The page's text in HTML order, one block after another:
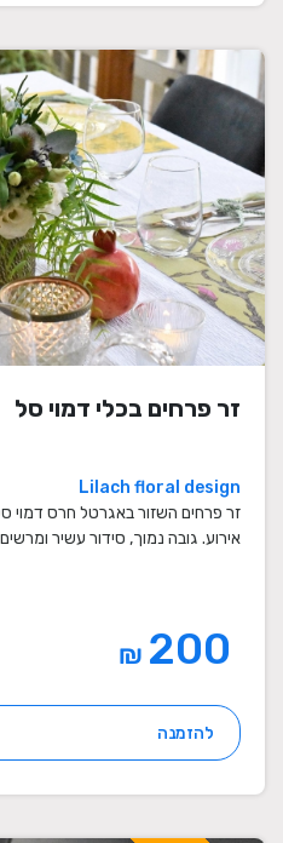
זר פרחים בכלי דמוי סל
Lilach floral design
זר פרחים השזור באגרטל חרס דמוי
אירוע. גובה נמוך, סידור עשיר
₪
להזמנה